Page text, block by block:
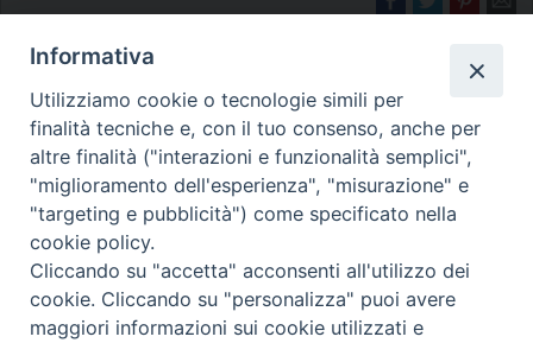
Diocesi di Melfi Rapolla Venosa
• Largo Duomo, 12 - 85025 MELFI (PZ) •
Tel. 0972238604
PEC ufficiale della Diocesi:
Informativa
Utilizziamo cookie o tecnologie simili per
finalità tecniche e, con il tuo consenso, anche per
altre finalità ("interazioni e funzionalità semplici",
"miglioramento dell'esperienza", "misurazione" e
"targeting e pubblicità") come specificato nella
cookie policy.
Cliccando su "accetta" acconsenti all'utilizzo dei
cookie. Cliccando su "personalizza" puoi avere
maggiori informazioni sui cookie utilizzati e